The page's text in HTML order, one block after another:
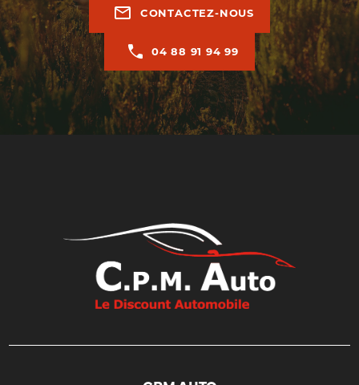
mail_outline CONTACTEZ-NOUS
04 88 91 94 99